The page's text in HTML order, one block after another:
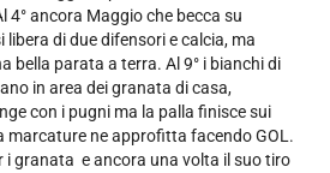
4° ancora Maggio che becca su
libera di due difensori e calcia, ma
bella parata a terra. Al 9° i bianchi di
in area dei granata di casa,
con i pugni ma la palla finisce sui
marcature ne approfitta facendo GOL.
i granata e ancora una volta il suo tiro